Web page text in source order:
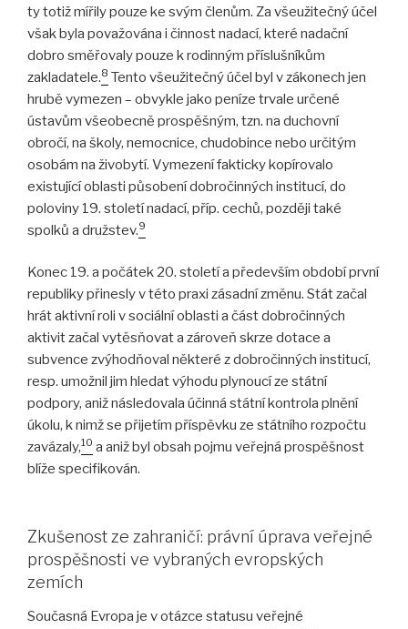
ty totiž mířily pouze ke svým členům. Za všeužitečný účel
však byla považována i činnost nadací, které nadační
dobro směřovaly pouze k rodinným příslušníkům
zakladatele.8 Tento všeužitečný účel byl v zákonech jen
hrubě vymezen – obvykle jako peníze trvale určené
ústavům všeobecně prospěšným, tzn. na duchovní
obročí, na školy, nemocnice, chudobince nebo určitým
osobám na živobytí. Vymezení fakticky kopírovalo
existující oblasti působení dobročinných institucí, do
poloviny 19. století nadací, příp. cechů, později také
spolků a družstev.9
Konec 19. a počátek 20. století a především období první
republiky přinesly v této praxi zásadní změnu. Stát začal
hrát aktivní roli v sociální oblasti a část dobročinných
aktivit začal vytěsňovat a zároveň skrze dotace a
subvence zvýhodňoval některé z dobročinných institucí,
resp. umožnil jim hledat výhodu plynoucí ze státní
podpory, aniž následovala účinná státní kontrola plnění
úkolu, k nimž se přijetím příspěvku ze státního rozpočtu
zavázaly,10 a aniž byl obsah pojmu veřejná prospěšnost
blíže specifikován.
Zkušenost ze zahraničí: právní úprava veřejné
prospěšnosti ve vybraných evropských
zemích
Současná Evropa je v otázce statusu veřejné